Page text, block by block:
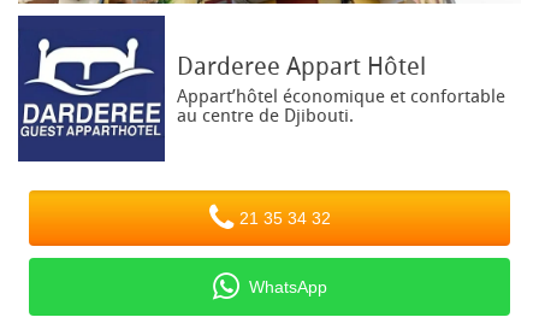
Darderee Appart Hôtel
Appart’hôtel économique et confortable
au centre de Djibouti.
21 35 34 32
WhatsApp